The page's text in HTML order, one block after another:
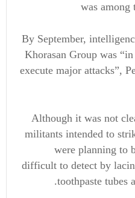
was among
By September,
Khorasan Group was
execute major attacks”,
Although it was not
militants intended to
were planning to
difficult to detect by
toothpaste tubes